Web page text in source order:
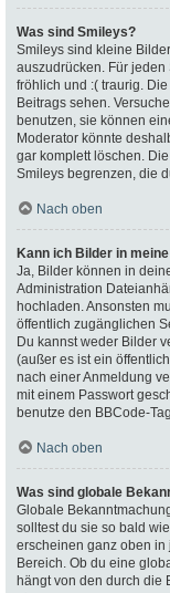
Was sind Smileys?
Smileys sind kleine
auszudrücken. Für jeden
fröhlich und :( traurig.
Beitrags sehen.
benutzen, sie können
Moderator könnte
gar komplett löschen.
Smileys begrenzen, die
Nach oben
Kann ich Bilder in
Ja, Bilder können in
Administration
hochladen. Ansonsten
öffentlich zugänglichen
Du kannst weder Bilder
(außer es ist ein
nach einer Anmeldung
mit einem Passwort
benutze den BBCode-
Nach oben
Was sind globale
Globale
solltest du sie so bald
erscheinen ganz oben
Bereich. Ob du eine
hängt von den durch die